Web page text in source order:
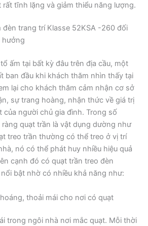
rất tĩnh lặng và giảm thiểu năng lượng.
đèn trang trí Klasse 52KSA -260 đối
hưởng
ấm tại bất kỳ đâu trên địa cầu, một
ban đầu khi khách thăm nhìn thấy tại
lại cho khách thăm cảm nhận cơ sở
sự trang hoàng, nhận thức về giá trị
của người chủ gia đình. Trong số
quạt trần là vật dụng dường như
treo trần thường có thể treo ở vị trí
nó có thể phát huy nhiều hiệu quả
cạnh đó có quạt trần treo đèn
bật nhờ có nhiều khả năng như:
thoải mái cho nơi có quạt
trong ngôi nhà nơi mắc quạt. Mỗi thời